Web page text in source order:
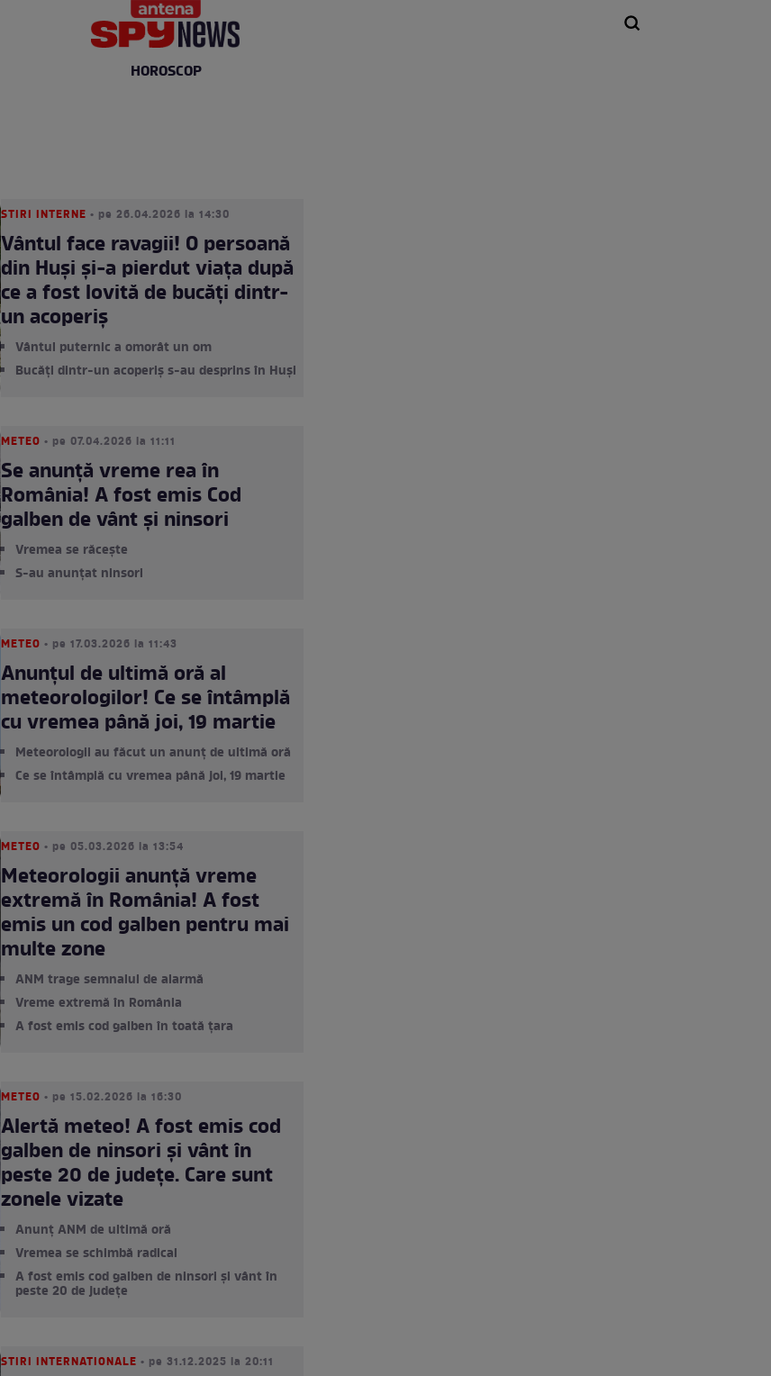
HOROSCOP
STIRI INTERNE • pe 26.04.2026 la 14:30
Vântul face ravagii! O persoană
din Huși și-a pierdut viața după
ce a fost lovită de bucăți dintr-
un acoperiș
Vântul puternic a omorât un om
Bucăți dintr-un acoperiș s-au desprins în Huși
METEO • pe 07.04.2026 la 11:11
Se anunță vreme rea în
România! A fost emis Cod
galben de vânt și ninsori
Vremea se răcește
S-au anunțat ninsori
METEO • pe 17.03.2026 la 11:43
Anunțul de ultimă oră al
meteorologilor! Ce se întâmplă
cu vremea până joi, 19 martie
Meteorologii au făcut un anunț de ultimă oră
Ce se întâmplă cu vremea până joi, 19 martie
METEO • pe 05.03.2026 la 13:54
Meteorologii anunță vreme
extremă în România! A fost
emis un cod galben pentru mai
multe zone
ANM trage semnalul de alarmă
Vreme extremă în România
A fost emis cod galben în toată țara
METEO • pe 15.02.2026 la 16:30
Alertă meteo! A fost emis cod
galben de ninsori și vânt în
peste 20 de județe. Care sunt
zonele vizate
Anunț ANM de ultimă oră
Vremea se schimbă radical
A fost emis cod galben de ninsori și vânt în
peste 20 de județe
STIRI INTERNATIONALE • pe 31.12.2025 la 20:11